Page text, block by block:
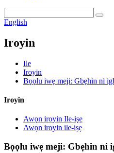
English
Iroyin
Ile
Iroyin
Bọọlu iwẹ meji: Gbẹhin ni
Iroyin
Awọn iroyin Ile-iṣẹ
Awọn iroyin ile-iṣẹ
Bọọlu iwẹ meji: Gbẹhin ni